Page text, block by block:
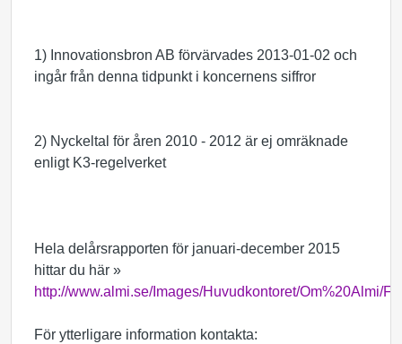
1) Innovationsbron AB förvärvades 2013-01-02 och
ingår från denna tidpunkt i koncernens siffror
2) Nyckeltal för åren 2010 - 2012 är ej omräknade
enligt K3-regelverket
Hela delårsrapporten för januari-december 2015
hittar du här »
http://www.almi.se/Images/Huvudkontoret/Om%20Almi/
För ytterligare information kontakta: